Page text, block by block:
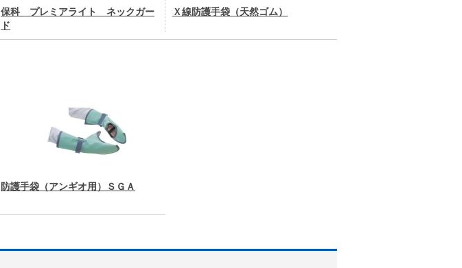
保科 プレミアライト ネックガー
ド
Ｘ線防護手袋（天然ゴム）
防護手袋（アンギオ用）ＳＧＡ